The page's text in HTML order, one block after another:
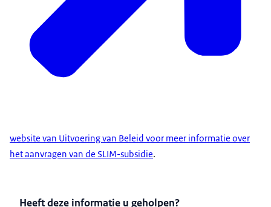
website van Uitvoering van Beleid voor meer informatie over
het aanvragen van de SLIM-subsidie.
Heeft deze informatie u geholpen?